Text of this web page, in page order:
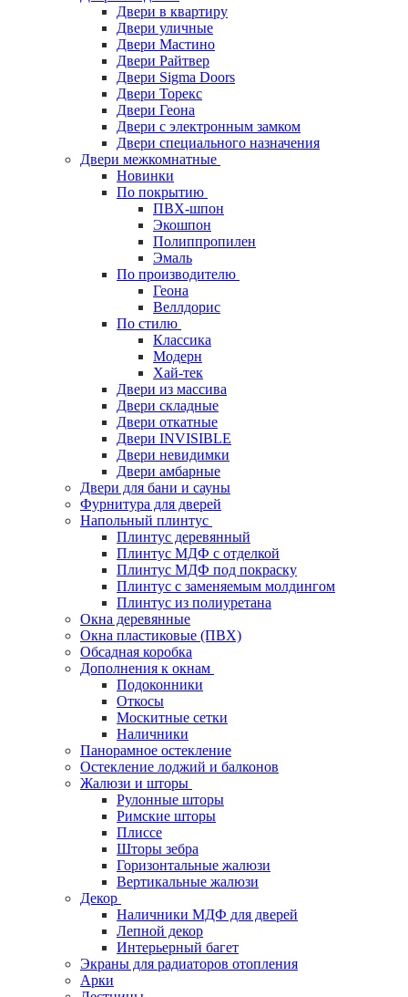
Двери в квартиру
Двери уличные
Двери Мастино
Двери Райтвер
Двери Sigma Doors
Двери Торекс
Двери Геона
Двери с электронным замком
Двери специального назначения
Двери межкомнатные
Новинки
По покрытию
ПВХ-шпон
Экошпон
Полиппропилен
Эмаль
По производителю
Геона
Веллдорис
По стилю
Классика
Модерн
Хай-тек
Двери из массива
Двери складные
Двери откатные
Двери INVISIBLE
Двери невидимки
Двери амбарные
Двери для бани и сауны
Фурнитура для дверей
Напольный плинтус
Плинтус деревянный
Плинтус МДФ с отделкой
Плинтус МДФ под покраску
Плинтус с заменяемым молдингом
Плинтус из полиуретана
Окна деревянные
Окна пластиковые (ПВХ)
Обсадная коробка
Дополнения к окнам
Подоконники
Откосы
Москитные сетки
Наличники
Панорамное остекление
Остекление лоджий и балконов
Жалюзи и шторы
Рулонные шторы
Римские шторы
Плиссе
Шторы зебра
Горизонтальные жалюзи
Вертикальные жалюзи
Декор
Наличники МДФ для дверей
Лепной декор
Интерьерный багет
Экраны для радиаторов отопления
Арки